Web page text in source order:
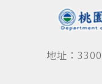
自動連續監測
地址：